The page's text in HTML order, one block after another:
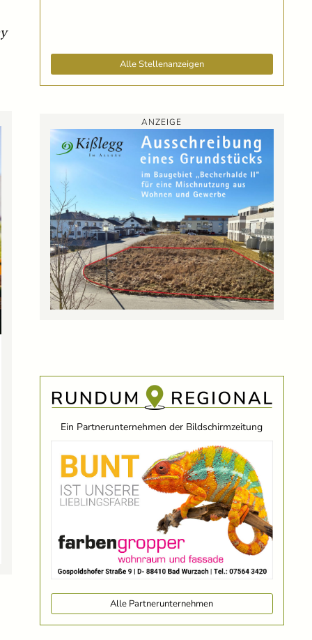
Alle Stellenanzeigen
ANZEIGE
Ein Partnerunternehmen der Bildschirmzeitung
Alle Partnerunternehmen